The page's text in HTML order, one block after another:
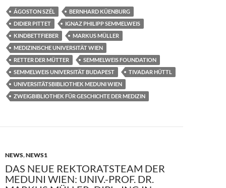
e
b
o
o
k
to
d
o
n
ail le
n
ÁGOSTON SZÉL
BERNHARD KÜENBURG
DIDIER PITTET
IGNAZ PHILIPP SEMMELWEIS
KINDBETTFIEBER
MARKUS MÜLLER
MEDIZINISCHE UNIVERSITÄT WIEN
RETTER DER MÜTTER
SEMMELWEIS FOUNDATION
SEMMELWEIS UNIVERSITÄT BUDAPEST
TIVADAR HÜTTL
UNIVERSITÄTSBIBLIOTHEK MEDUNI WIEN
ZWEIGBIBLIOTHEK FÜR GESCHICHTE DER MEDIZIN
NEWS,NEWS1
DAS NEUE REKTORATSTEAM DER
MEDUNI WIEN: UNIV.-PROF. DR.